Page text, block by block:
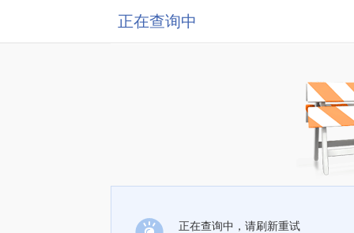
正在查询中
正在查询中，请刷新重试